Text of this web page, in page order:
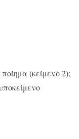
(κείμενο 2);